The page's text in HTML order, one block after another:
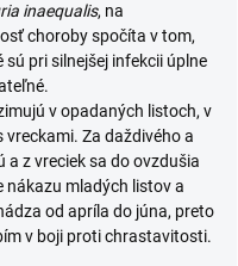
inaequalis, na
choroby spočíta v tom,
pri silnejšej infekcii úplne
v opadaných listoch, v
Za daždivého a
z vreciek sa do ovzdušia
nákazu mladých listov a
od apríla do júna, preto
v boji proti chrastavitosti.